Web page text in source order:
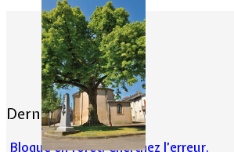
Dernières actualités
Bloqué en forêt. Cherchez l’erreur.